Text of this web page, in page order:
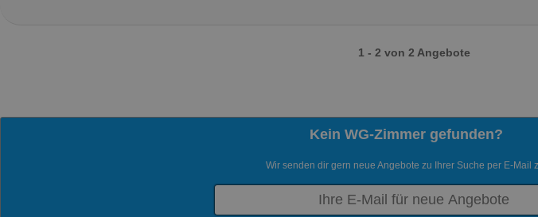
1 - 2 von 2 Angebote
Kein WG-Zimmer gefunden?
Wir senden dir gern neue Angebote zu Ihrer Suche per E-Mail